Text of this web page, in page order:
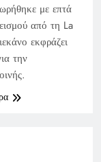
με επτά
από τη La
εκφράζει
την